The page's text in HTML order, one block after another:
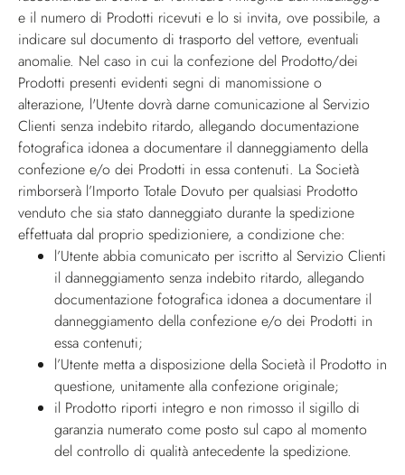
e il numero di Prodotti ricevuti e lo si invita, ove possibile, a
indicare sul documento di trasporto del vettore, eventuali
anomalie. Nel caso in cui la confezione del Prodotto/dei
Prodotti presenti evidenti segni di manomissione o
alterazione, l'Utente dovrà darne comunicazione al Servizio
Clienti senza indebito ritardo, allegando documentazione
fotografica idonea a documentare il danneggiamento della
confezione e/o dei Prodotti in essa contenuti. La Società
rimborserà l’Importo Totale Dovuto per qualsiasi Prodotto
venduto che sia stato danneggiato durante la spedizione
effettuata dal proprio spedizioniere, a condizione che:
l’Utente abbia comunicato per iscritto al Servizio Clienti
il danneggiamento senza indebito ritardo, allegando
documentazione fotografica idonea a documentare il
danneggiamento della confezione e/o dei Prodotti in
essa contenuti;
l’Utente metta a disposizione della Società il Prodotto in
questione, unitamente alla confezione originale;
il Prodotto riporti integro e non rimosso il sigillo di
garanzia numerato come posto sul capo al momento
del controllo di qualità antecedente la spedizione.